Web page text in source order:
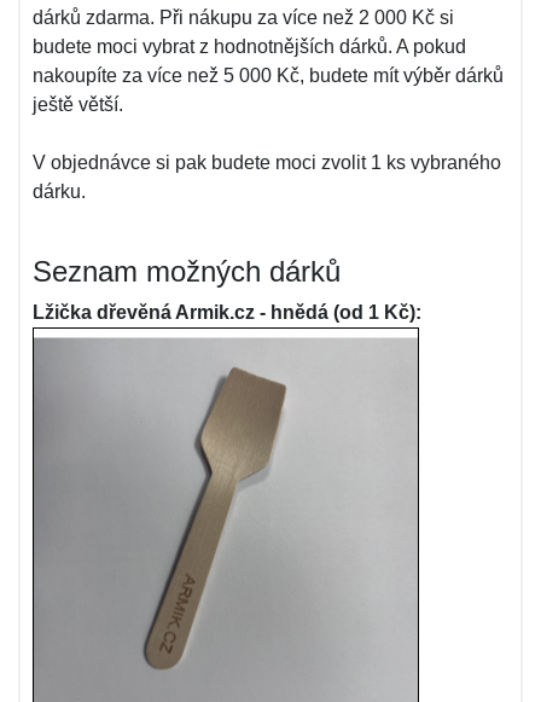
dárků zdarma. Při nákupu za více než 2 000 Kč si
budete moci vybrat z hodnotnějších dárků. A pokud
nakoupíte za více než 5 000 Kč, budete mít výběr dárků
ještě větší.
V objednávce si pak budete moci zvolit 1 ks vybraného
dárku.
Seznam možných dárků
Lžička dřevěná Armik.cz - hnědá (od 1 Kč):